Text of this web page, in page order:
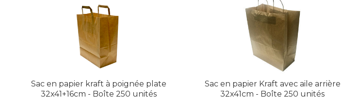
Sac en papier kraft à poignée plate
32x41+16cm - Boîte 250 unités
Sac en papier Kraft avec aile arrière
32x41cm - Boîte 250 unités